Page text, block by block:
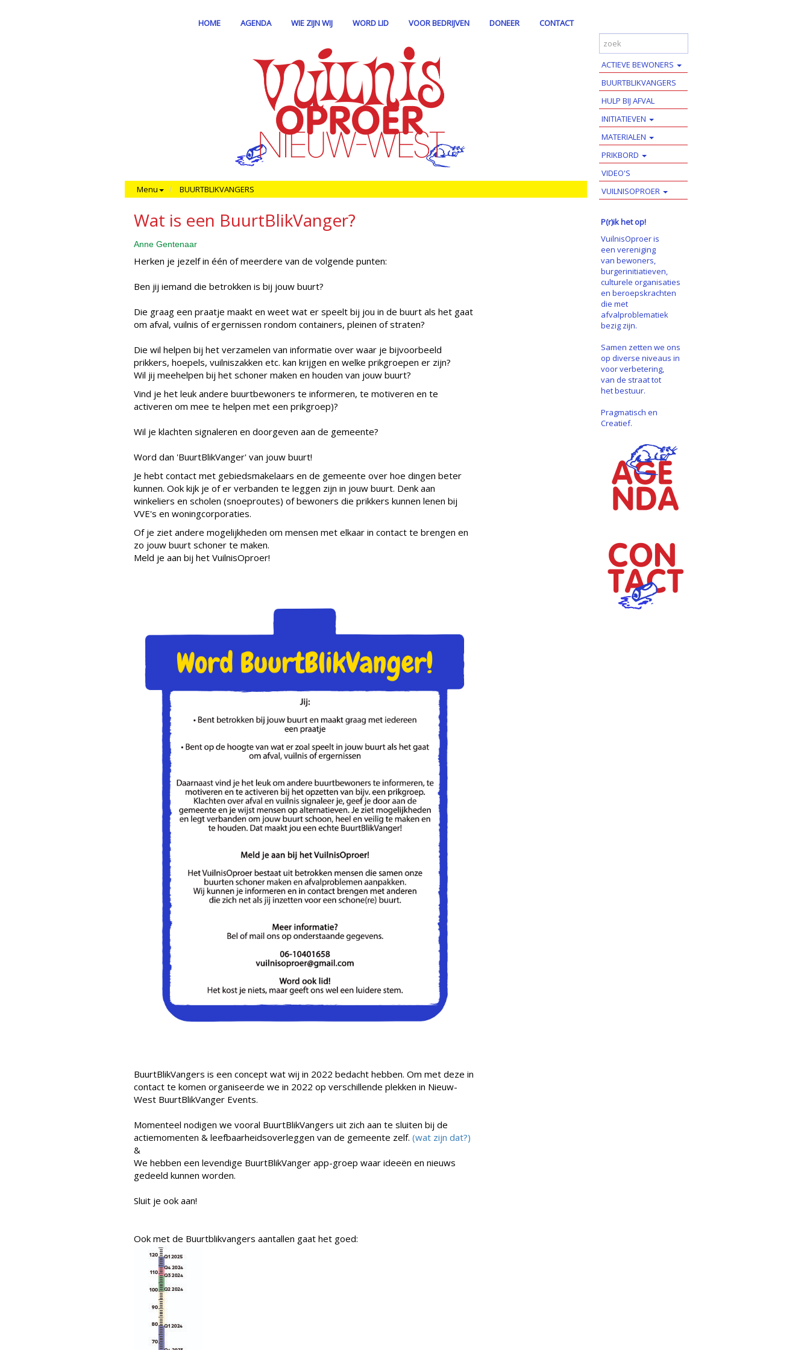
HOME AGENDA WIE ZIJN WIJ WORD LID VOOR BEDRIJVEN DONEER CONTACT
Menu BUURTBLIKVANGERS
Wat is een BuurtBlikVanger?
Anne Gentenaar
Herken je jezelf in één of meerdere van de volgende punten:
Ben jij iemand die betrokken is bij jouw buurt?
Die graag een praatje maakt en weet wat er speelt bij jou in de buurt als het gaat
om afval, vuilnis of ergernissen rondom containers, pleinen of straten?
Die wil helpen bij het verzamelen van informatie over waar je bijvoorbeeld
prikkers, hoepels, vuilniszakken etc. kan krijgen en welke prikgroepen er zijn?
Wil jij meehelpen bij het schoner maken en houden van jouw buurt?
Vind je het leuk andere buurtbewoners te informeren, te motiveren en te
activeren om mee te helpen met een prikgroep)?
Wil je klachten signaleren en doorgeven aan de gemeente?
Word dan 'BuurtBlikVanger' van jouw buurt!
Je hebt contact met gebiedsmakelaars en de gemeente over hoe dingen beter
kunnen. Ook kijk je of er verbanden te leggen zijn in jouw buurt. Denk aan
winkeliers en scholen (snoeproutes) of bewoners die prikkers kunnen lenen bij
VVE's en woningcorporaties.
Of je ziet andere mogelijkheden om mensen met elkaar in contact te brengen en
zo jouw buurt schoner te maken.
Meld je aan bij het VuilnisOproer!
BuurtBlikVangers is een concept wat wij in 2022 bedacht hebben. Om met deze in
contact te komen organiseerde we in 2022 op verschillende plekken in Nieuw-
West BuurtBlikVanger Events.
Momenteel nodigen we vooral BuurtBlikVangers uit zich aan te sluiten bij de
actiemomenten & leefbaarheidsoverleggen van de gemeente zelf. (wat zijn dat?)
&
We hebben een levendige BuurtBlikVanger app-groep waar ideeën en nieuws
gedeeld kunnen worden.
Sluit je ook aan!
Ook met de Buurtblikvangers aantallen gaat het goed:
ACTIEVE BEWONERS
BUURTBLIKVANGERS
HULP BIJ AFVAL
INITIATIEVEN
MATERIALEN
PRIKBORD
VIDEO'S
VUILNISOPROER
P(r)ik het op!
VuilnisOproer is
een vereniging
van bewoners,
burgerinitiatieven,
culturele organisaties
en beroepskrachten
die met
afvalproblematiek
bezig zijn.
Samen zetten we ons
op diverse niveaus in
voor verbetering,
van de straat tot
het bestuur.
Pragmatisch en
Creatief.